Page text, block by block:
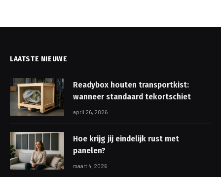
LAATSTE NIEUWE
Readybox houten transportkist:
wanneer standaard tekortschiet
april 26, 2026
Hoe krijg jij eindelijk rust met
panelen?
maart 4, 2026